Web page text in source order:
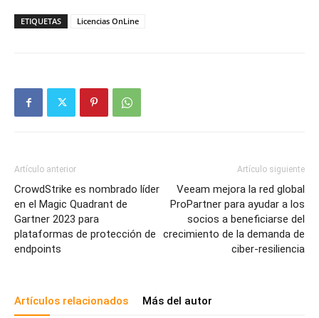
ETIQUETAS Licencias OnLine
Artículo anterior
CrowdStrike es nombrado líder
en el Magic Quadrant de
Gartner 2023 para
plataformas de protección de
endpoints
Artículo siguiente
Veeam mejora la red global
ProPartner para ayudar a los
socios a beneficiarse del
crecimiento de la demanda de
ciber-resiliencia
Artículos relacionados Más del autor